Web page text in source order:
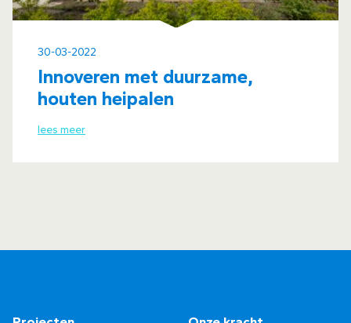
30-03-2022
Innoveren met duurzame,
houten heipalen
lees meer